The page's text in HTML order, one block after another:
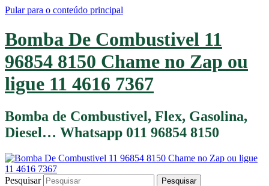
Pular para o conteúdo principal
Bomba De Combustivel 11
96854 8150 Chame no Zap ou
ligue 11 4616 7367
Bomba de Combustivel, Flex, Gasolina,
Diesel… Whatsapp 011 96854 8150
Pesquisar